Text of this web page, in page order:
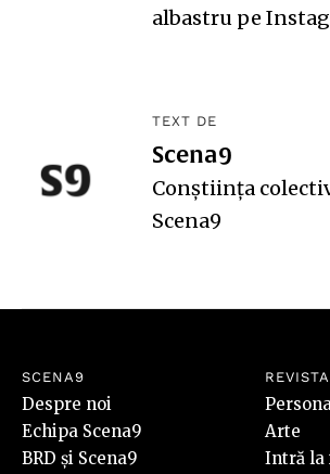
albastru pe
TEXT DE
Scena9
Conștiința
Scena9
SCENA9
Despre noi
Echipa Scena9
BRD și Scena9
REVISTA
Arte
Intră la